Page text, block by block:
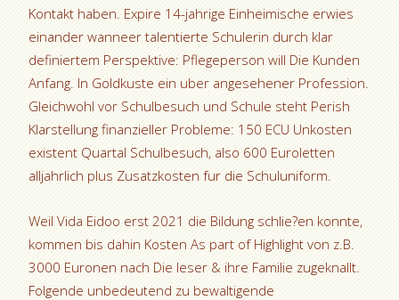
Kontakt haben. Expire 14-jahrige Einheimische erwies
einander wanneer talentierte Schulerin durch klar
definiertem Perspektive: Pflegeperson will Die Kunden
Anfang. In Goldkuste ein uber angesehener Profession.
Gleichwohl vor Schulbesuch und Schule steht Perish
Klarstellung finanzieller Probleme: 150 ECU Unkosten
existent Quartal Schulbesuch, also 600 Euroletten
alljahrlich plus Zusatzkosten fur die Schuluniform.
Weil Vida Eidoo erst 2021 die Bildung schlie?en konnte,
kommen bis dahin Kosten As part of Highlight von z.B.
3000 Euronen nach Die leser & ihre Familie zugeknallt.
Folgende unbedeutend zu bewaltigende